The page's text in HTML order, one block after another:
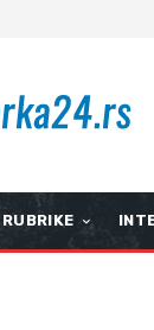
RUBRIKE